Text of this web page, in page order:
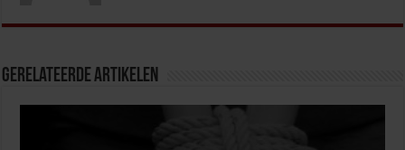
Gerelateerde Artikelen